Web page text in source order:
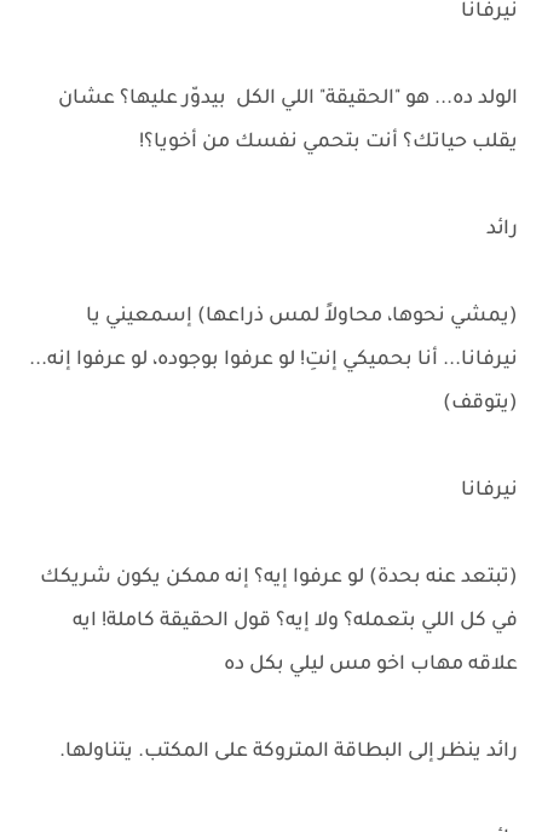
نيرفانا
الولد ده... هو "الحقيقة" اللي الكل بيدوّر عليها؟ عشان
يقلب حياتك؟ أنت بتحمي نفسك من أخويا؟!
رائد
(يمشي نحوها، محاولاً لمس ذراعها) إسمعيني يا
نيرفانا... أنا بحميكي إنتِ! لو عرفوا بوجوده، لو عرفوا إنه...
(يتوقف)
نيرفانا
(تبتعد عنه بحدة) لو عرفوا إيه؟ إنه ممكن يكون شريكك
في كل اللي بتعمله؟ ولا إيه؟ قول الحقيقة كاملة! ايه
علاقه مهاب اخو مس ليلي بكل ده
رائد ينظر إلى البطاقة المتروكة على المكتب. يتناولها.